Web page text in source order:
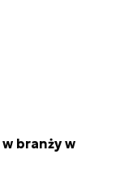
branży w